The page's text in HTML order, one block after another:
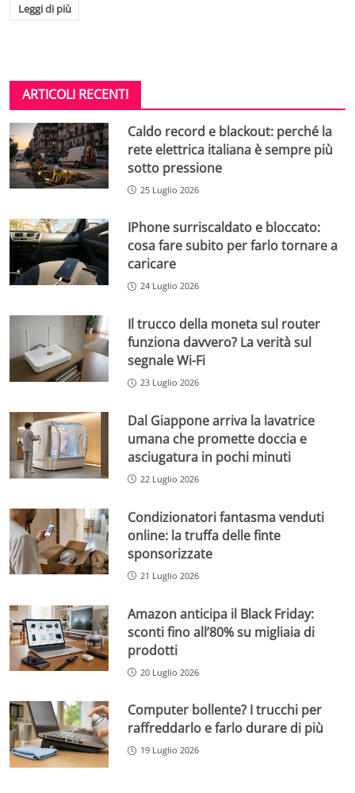
Leggi di più
ARTICOLI RECENTI
Caldo record e blackout: perché la
rete elettrica italiana è sempre più
sotto pressione
25 Luglio 2026
IPhone surriscaldato e bloccato:
cosa fare subito per farlo tornare a
caricare
24 Luglio 2026
Il trucco della moneta sul router
funziona davvero? La verità sul
segnale Wi-Fi
23 Luglio 2026
Dal Giappone arriva la lavatrice
umana che promette doccia e
asciugatura in pochi minuti
22 Luglio 2026
Condizionatori fantasma venduti
online: la truffa delle finte
sponsorizzate
21 Luglio 2026
Amazon anticipa il Black Friday:
sconti fino all’80% su migliaia di
prodotti
20 Luglio 2026
Computer bollente? I trucchi per
raffreddarlo e farlo durare di più
19 Luglio 2026